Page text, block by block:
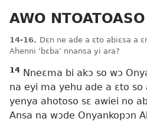
AWO
14-16. Dɛn ne ade a ɛto abiɛsa a
Ahenni ‘bɛba’ nnansa yi ara?
14 Nneɛma bi akɔ so wɔ
na eyi ma yehu ade a ɛto so
yenya ahotoso sɛ awiei no
Ansa na wɔde Onyankopɔn